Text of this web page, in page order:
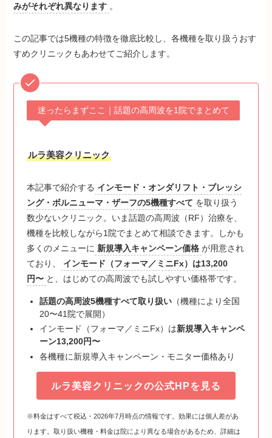
みがそれぞれ異なります 。
この記事では5機種の特徴を徹底比較し、各機種を取り扱うおす
すめクリニックもあわせてご紹介します。
迷ったらまずここ｜話題の高周波を1院でまとめて
ルラ美容クリニック
本記事で紹介する インモード・オンダリフト・ブレッシ
ング・ボルニューマ・ザーフの5機種すべて を取り扱う
数少ないクリニック。いま話題の高周波（RF）治療を、
機種を比較しながら1院でまとめて相談できます。しかも
多くのメニューに 新規導入キャンペーン価格 が用意され
ており、
インモード（フォーマ／ミニFx）は13,200
円〜 と、はじめての高周波でも試しやすい価格帯です。
話題の高周波5機種すべて取り扱い （機種により全国
20〜41院で展開）
インモード（フォーマ／ミニFx）は新規導入キャンペ
ーン13,200円〜
各機種に新規導入キャンペーン・モニター価格あり
ルラ美容クリニックの公式HPを見る
※料金はすべて税込・2026年7月時点の情報です。効果には個人差があ
ります。取り扱い機種・料金は院により異なる場合があるため、詳細は